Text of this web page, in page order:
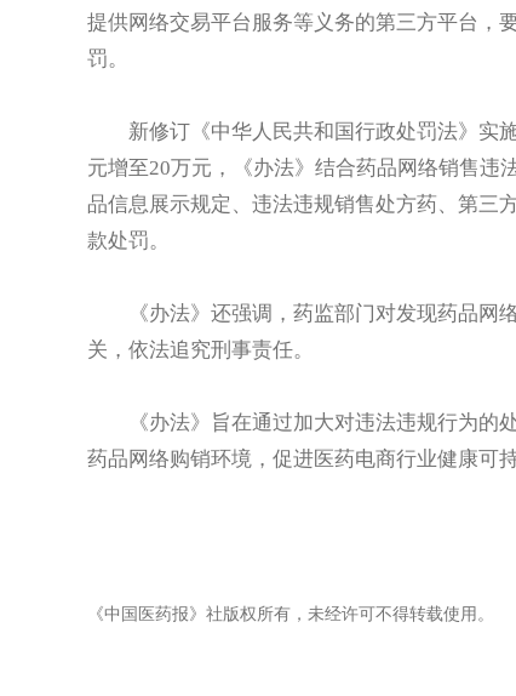
提供网络交易平台服务等义务的第三方平台，
罚。
新修订《中华人民共和国行政处罚法》实
元增至20万元，《办法》结合药品网络销售违
品信息展示规定、违法违规销售处方药、第三
款处罚。
《办法》还强调，药监部门对发现药品
关，依法追究刑事责任。
《办法》旨在通过加大对违法违规行为
药品网络购销环境，促进医药电商行业健康可
《中国医药报》社版权所有，未经许可不得转载使用。